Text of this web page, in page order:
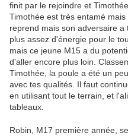
finit par le rejoindre et
Timothée est très entamé
reprend mais son adversaire
plus assez d'énergie pour le
mais ce jeune M15 a du
d'aller encore plus loin.
Timothée, la poule a été un
avec tes qualités. Il faut
en utilisant tout le terrain, et
tableaux.
Robin, M17 première année,